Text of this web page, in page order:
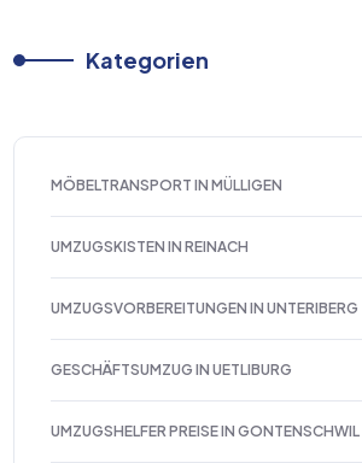
Kategorien
MÖBELTRANSPORT IN MÜLLIGEN
UMZUGSKISTEN IN REINACH
UMZUGSVORBEREITUNGEN IN UNTERIBERG
GESCHÄFTSUMZUG IN UETLIBURG
UMZUGSHELFER PREISE IN GONTENSCHWIL